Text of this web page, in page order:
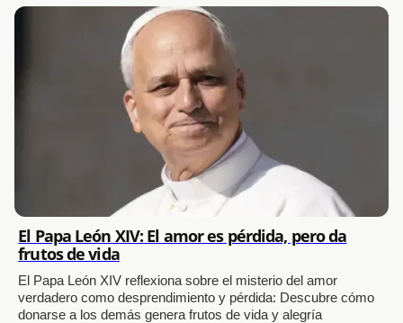
El Papa León XIV: El amor es pérdida, pero da
frutos de vida
El Papa León XIV reflexiona sobre el misterio del amor
verdadero como desprendimiento y pérdida: Descubre cómo
donarse a los demás genera frutos de vida y alegría